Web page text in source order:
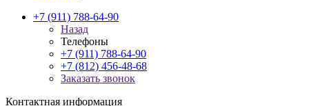
+7 (911) 788-64-90
Назад
Телефоны
+7 (911) 788-64-90
+7 (812) 456-48-68
Заказать звонок
Контактная информация